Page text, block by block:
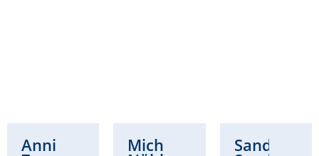
Annikka Michaela Sandra